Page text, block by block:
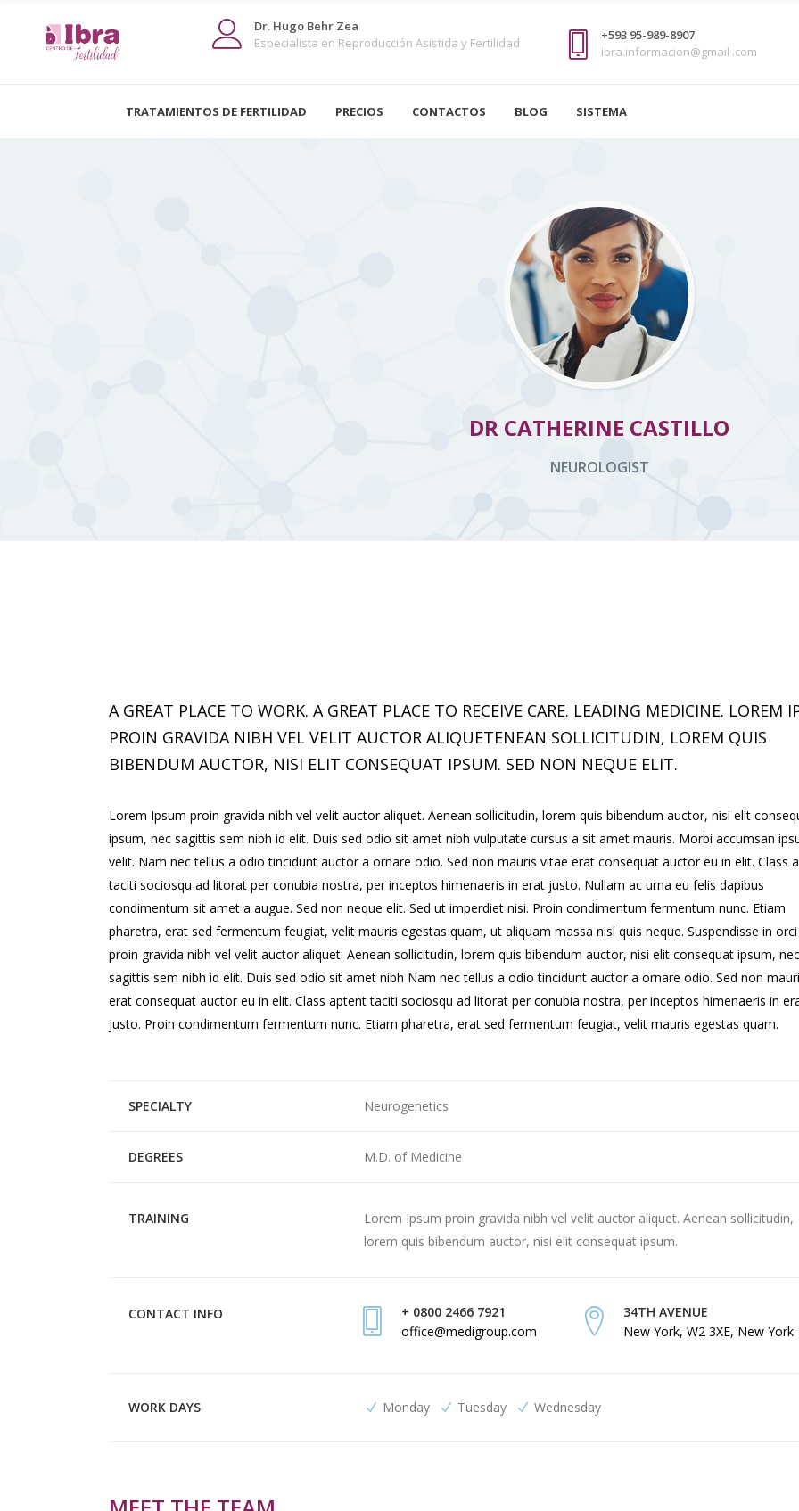
Dr. Hugo Behr Zea
Especialista en Reproducción Asistida y Fertilidad
+593 95-989-8907
ibra.informacion@gmail .com
TRATAMIENTOS DE FERTILIDAD PRECIOS CONTACTOS BLOG SISTEMA
DR CATHERINE CASTILLO
NEUROLOGIST
A GREAT PLACE TO WORK. A GREAT PLACE TO RECEIVE CARE. LEADING MEDICINE. LOREM
PROIN GRAVIDA NIBH VEL VELIT AUCTOR ALIQUETENEAN SOLLICITUDIN, LOREM QUIS
BIBENDUM AUCTOR, NISI ELIT CONSEQUAT IPSUM. SED NON NEQUE ELIT.
Lorem Ipsum proin gravida nibh vel velit auctor aliquet. Aenean sollicitudin, lorem quis bibendum auctor, nisi elit
ipsum, nec sagittis sem nibh id elit. Duis sed odio sit amet nibh vulputate cursus a sit amet mauris. Morbi accumsan
velit. Nam nec tellus a odio tincidunt auctor a ornare odio. Sed non mauris vitae erat consequat auctor eu in elit. Class
taciti sociosqu ad litorat per conubia nostra, per inceptos himenaeris in erat justo. Nullam ac urna eu felis dapibus
condimentum sit amet a augue. Sed non neque elit. Sed ut imperdiet nisi. Proin condimentum fermentum nunc. Etiam
pharetra, erat sed fermentum feugiat, velit mauris egestas quam, ut aliquam massa nisl quis neque. Suspendisse in
proin gravida nibh vel velit auctor aliquet. Aenean sollicitudin, lorem quis bibendum auctor, nisi elit consequat ipsum, nec
sagittis sem nibh id elit. Duis sed odio sit amet nibh Nam nec tellus a odio tincidunt auctor a ornare odio. Sed non
erat consequat auctor eu in elit. Class aptent taciti sociosqu ad litorat per conubia nostra, per inceptos himenaeris in
justo. Proin condimentum fermentum nunc. Etiam pharetra, erat sed fermentum feugiat, velit mauris egestas quam.
SPECIALTY Neurogenetics
DEGREES M.D. of Medicine
TRAINING
Lorem Ipsum proin gravida nibh vel velit auctor aliquet. Aenean sollicitudin,
lorem quis bibendum auctor, nisi elit consequat ipsum.
CONTACT INFO
+ 0800 2466 7921
office@medigroup.com
34TH AVENUE
New York, W2 3XE, New York
WORK DAYS Monday Tuesday Wednesday